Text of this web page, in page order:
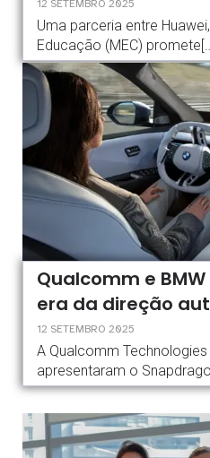
12 SETEMBRO 2025
Uma parceria entre
Educação (MEC)
Qualcomm e
era da direção
12 SETEMBRO 2025
A Qualcomm
apresentaram o